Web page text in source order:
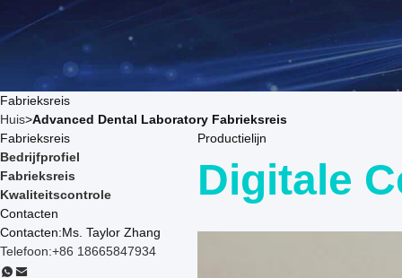
Fabrieksreis
Huis>Advanced Dental Laboratory Fabrieksreis
Fabrieksreis
Bedrijfprofiel
Fabrieksreis
Kwaliteitscontrole
Contacten
Contacten:Ms. Taylor Zhang
Telefoon:+86 18665847934
Productielijn
Digitale